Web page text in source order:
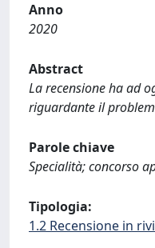
Anno
2020
Abstract
La recensione ha ad
riguardante il
Parole chiave
Specialità; concorso
Tipologia:
1.2 Recensione in